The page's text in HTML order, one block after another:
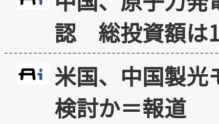
認 総投資額は
米国、中国製光
検討か＝報道